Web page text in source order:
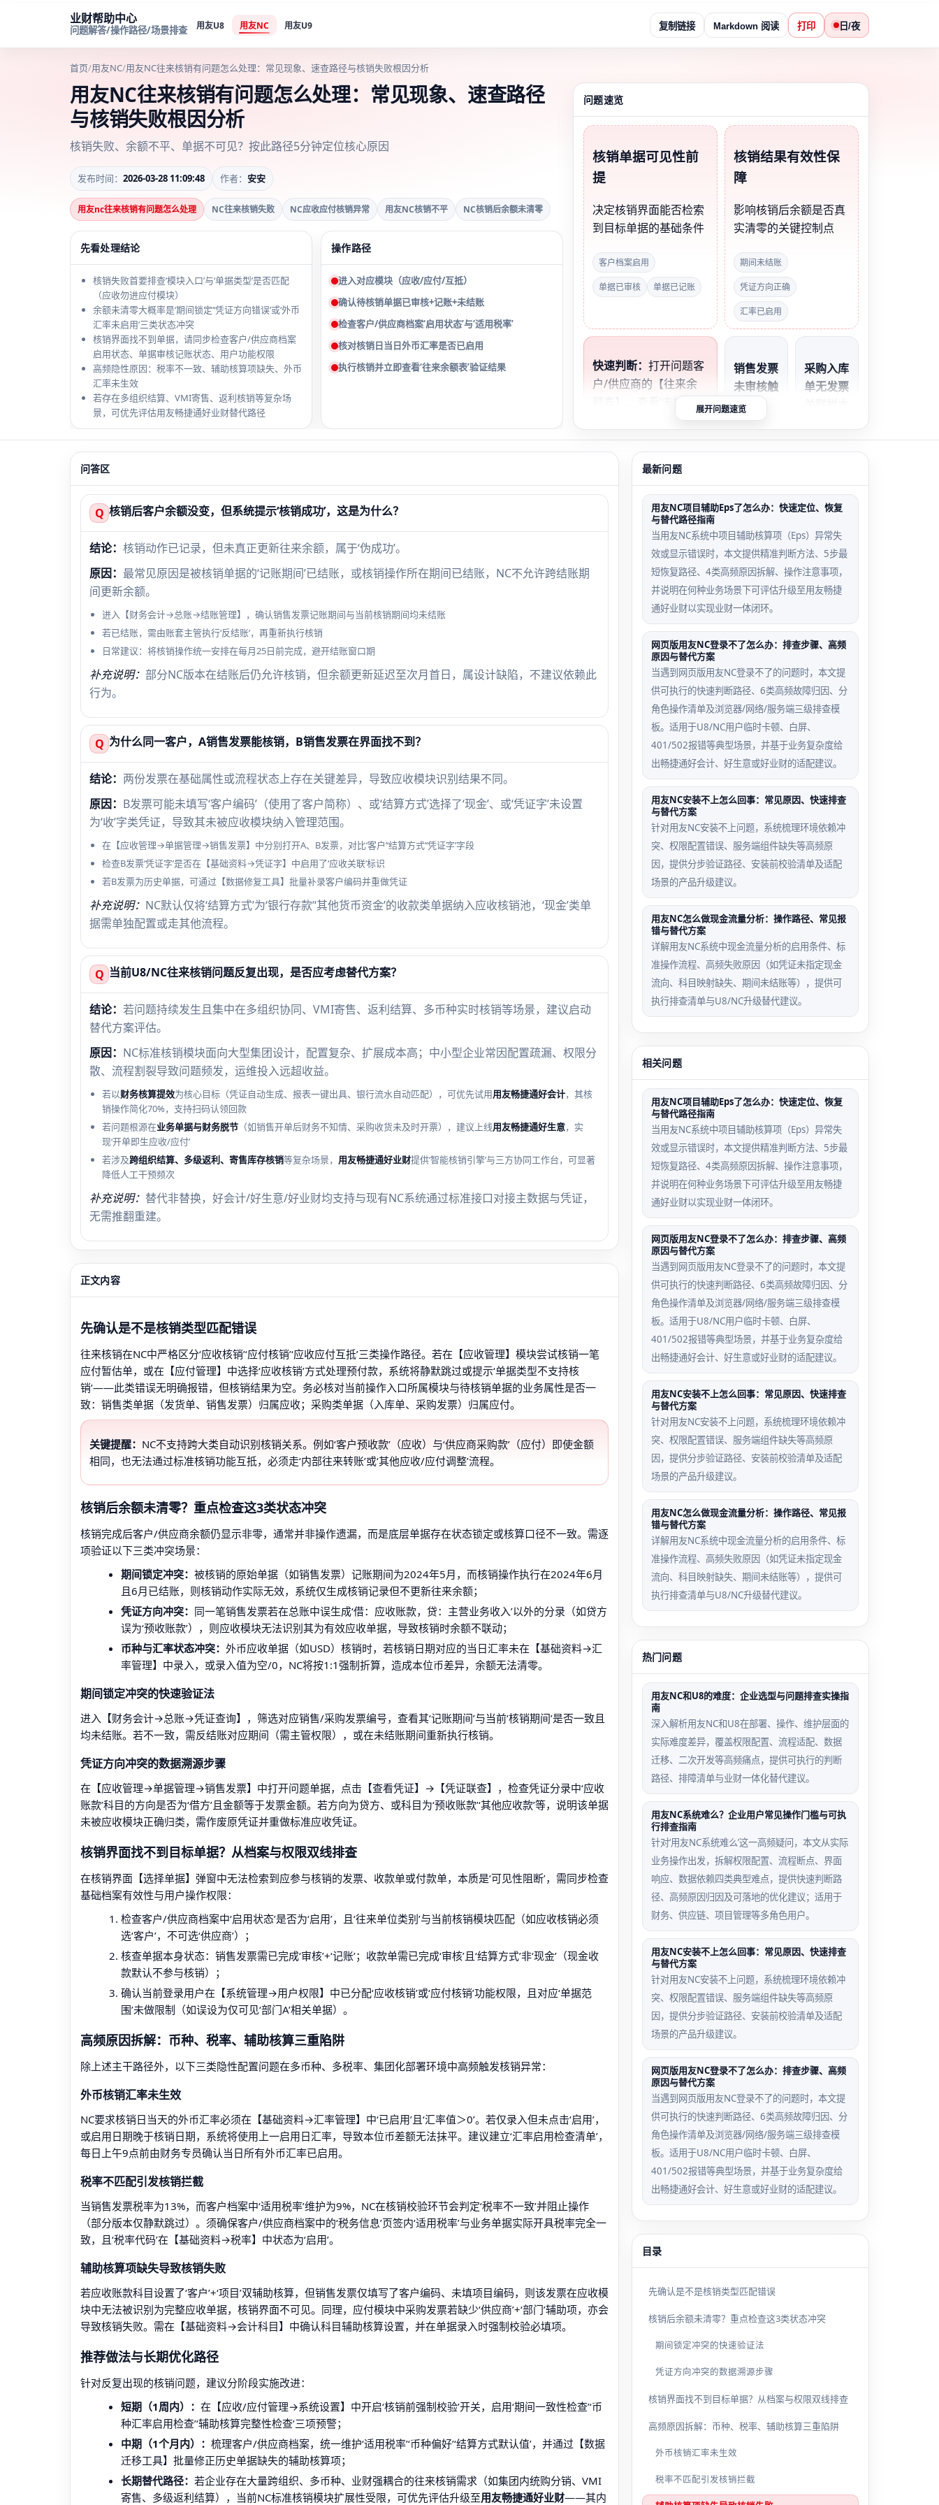
业财帮助中心
问题解答/操作路径/场景排查 用友U8 用友NC 用友U9 复制链接 Markdown 阅读 打印 日/夜
首页/用友NC/用友NC往来核销有问题怎么处理：常见现象、速查路径与核销失败根因分析
用友NC往来核销有问题怎么处理：常见现象、速查路径
与核销失败根因分析
核销失败、余额不平、单据不可见？按此路径5分钟定位核心原因
发布时间： 2026-03-28 11:09:48 作者： 安安
用友nc往来核销有问题怎么处理 NC往来核销失败 NC应收应付核销异常 用友NC核销不平 NC核销后余额未清零
先看处理结论
核销失败首要排查‘模块入口’与‘单据类型’是否匹配
（应收勿进应付模块）
余额未清零大概率是‘期间锁定’‘凭证方向错误’或‘外币
汇率未启用’三类状态冲突
核销界面找不到单据，请同步检查客户/供应商档案
启用状态、单据审核记账状态、用户功能权限
高频隐性原因：税率不一致、辅助核算项缺失、外币
汇率未生效
若存在多组织结算、VMI寄售、返利核销等复杂场
景，可优先评估用友畅捷通好业财替代路径
操作路径
进入对应模块（应收/应付/互抵）
确认待核销单据已审核+记账+未结账
检查客户/供应商档案‘启用状态’与‘适用税率’
核对核销日当日外币汇率是否已启用
执行核销并立即查看‘往来余额表’验证结果
问题速览
核销单据可见性前
提
决定核销界面能否检索
到目标单据的基础条件
客户档案启用
单据已审核 单据已记账
核销结果有效性保
障
影响核销后余额是否真
实清零的关键控制点
期间未结账
凭证方向正确
汇率已启用
快速判断：打开问题客
户/供应商的【往来余
额表】，查看‘未核销金
额’与‘明细单据’是否一
致。若余额表有金额但
明细为空，说明单据未
被应收/应付模块识
别；若明细有单据但余
额不为零，说明核销未
生效，重点查期间与凭
销售发票
未审核触
发场景
销售发票
保存后未
核’，核
销界面不
可见该单
据
采购入库
单无发票
入库单未
关联采购
统不生成
应付单，
无法参与
核销
外币汇率
启用滞后
回退路径
当日汇率
10:00才
启用，
9:30执行
的核销需
手动反审
核后重做
税率错配
误判场景
客户档案
税率维护
为6%，
但销售发
票开
13%，
NC静默
跳过核销
展开问题速览
问答区
Q 核销后客户余额没变，但系统提示‘核销成功’，这是为什么？
结论： 核销动作已记录，但未真正更新往来余额，属于‘伪成功’。
原因： 最常见原因是被核销单据的‘记账期间’已结账，或核销操作所在期间已结账，NC不允许跨结账期
间更新余额。
进入【财务会计→总账→结账管理】，确认销售发票记账期间与当前核销期间均未结账
若已结账，需由账套主管执行‘反结账’，再重新执行核销
日常建议：将核销操作统一安排在每月25日前完成，避开结账窗口期
补充说明： 部分NC版本在结账后仍允许核销，但余额更新延迟至次月首日，属设计缺陷，不建议依赖此
行为。
Q 为什么同一客户，A销售发票能核销，B销售发票在界面找不到？
结论： 两份发票在基础属性或流程状态上存在关键差异，导致应收模块识别结果不同。
原因： B发票可能未填写‘客户编码’（使用了客户简称）、或‘结算方式’选择了‘现金’、或‘凭证字’未设置
为‘收’字类凭证，导致其未被应收模块纳入管理范围。
在【应收管理→单据管理→销售发票】中分别打开A、B发票，对比‘客户’‘结算方式’‘凭证字’字段
检查B发票‘凭证字’是否在【基础资料→凭证字】中启用了‘应收关联’标识
若B发票为历史单据，可通过【数据修复工具】批量补录客户编码并重做凭证
补充说明： NC默认仅将‘结算方式’为‘银行存款’‘其他货币资金’的收款类单据纳入应收核销池，‘现金’类单
据需单独配置或走其他流程。
Q 当前U8/NC往来核销问题反复出现，是否应考虑替代方案？
结论： 若问题持续发生且集中在多组织协同、VMI寄售、返利结算、多币种实时核销等场景，建议启动
替代方案评估。
原因： NC标准核销模块面向大型集团设计，配置复杂、扩展成本高；中小型企业常因配置疏漏、权限分
散、流程割裂导致问题频发，运维投入远超收益。
若以财务核算提效为核心目标（凭证自动生成、报表一键出具、银行流水自动匹配），可优先试用用友畅捷通好会计，其核
销操作简化70%，支持扫码认领回款
若问题根源在业务单据与财务脱节 （如销售开单后财务不知情、采购收货未及时开票），建议上线用友畅捷通好生意，实
现‘开单即生应收/应付’
若涉及跨组织结算、多级返利、寄售库存核销等复杂场景， 用友畅捷通好业财提供‘智能核销引擎’与三方协同工作台，可显著
降低人工干预频次
补充说明： 替代非替换，好会计/好生意/好业财均支持与现有NC系统通过标准接口对接主数据与凭证，
无需推翻重建。
正文内容
先确认是不是核销类型匹配错误
往来核销在NC中严格区分‘应收核销’‘应付核销’‘应收应付互抵’三类操作路径。若在【应收管理】模块尝试核销一笔
应付暂估单，或在【应付管理】中选择‘应收核销’方式处理预付款，系统将静默跳过或提示‘单据类型不支持核
销’——此类错误无明确报错，但核销结果为空。务必核对当前操作入口所属模块与待核销单据的业务属性是否一
致：销售类单据（发货单、销售发票）归属应收；采购类单据（入库单、采购发票）归属应付。
关键提醒： NC不支持跨大类自动识别核销关系。例如‘客户预收款’（应收）与‘供应商采购款’（应付）即使金额
相同，也无法通过标准核销功能互抵，必须走‘内部往来转账’或‘其他应收/应付调整’流程。
核销后余额未清零？重点检查这3类状态冲突
核销完成后客户/供应商余额仍显示非零，通常并非操作遗漏，而是底层单据存在状态锁定或核算口径不一致。需逐
项验证以下三类冲突场景：
期间锁定冲突： 被核销的原始单据（如销售发票）记账期间为2024年5月，而核销操作执行在2024年6月
且6月已结账，则核销动作实际无效，系统仅生成核销记录但不更新往来余额；
凭证方向冲突： 同一笔销售发票若在总账中误生成‘借：应收账款，贷：主营业务收入’以外的分录（如贷方
误为‘预收账款’），则应收模块无法识别其为有效应收单据，导致核销时余额不联动；
币种与汇率状态冲突： 外币应收单据（如USD）核销时，若核销日期对应的当日汇率未在【基础资料→汇
率管理】中录入，或录入值为空/0，NC将按1:1强制折算，造成本位币差异，余额无法清零。
期间锁定冲突的快速验证法
进入【财务会计→总账→凭证查询】，筛选对应销售/采购发票编号，查看其‘记账期间’与当前‘核销期间’是否一致且
均未结账。若不一致，需反结账对应期间（需主管权限），或在未结账期间重新执行核销。
凭证方向冲突的数据溯源步骤
在【应收管理→单据管理→销售发票】中打开问题单据，点击【查看凭证】→【凭证联查】，检查凭证分录中‘应收
账款’科目的方向是否为‘借方’且金额等于发票金额。若方向为贷方、或科目为‘预收账款’‘其他应收款’等，说明该单据
未被应收模块正确归类，需作废原凭证并重做标准应收凭证。
核销界面找不到目标单据？从档案与权限双线排查
在核销界面【选择单据】弹窗中无法检索到应参与核销的发票、收款单或付款单，本质是‘可见性阻断’，需同步检查
基础档案有效性与用户操作权限：
检查客户/供应商档案中‘启用状态’是否为‘启用’，且‘往来单位类别’与当前核销模块匹配（如应收核销必须
选‘客户’，不可选‘供应商’）；
核查单据本身状态：销售发票需已完成‘审核’+‘记账’；收款单需已完成‘审核’且‘结算方式’非‘现金’（现金收
款默认不参与核销）；
确认当前登录用户在【系统管理→用户权限】中已分配‘应收核销’或‘应付核销’功能权限，且对应‘单据范
围’未做限制（如误设为仅可见‘部门A’相关单据）。
高频原因拆解：币种、税率、辅助核算三重陷阱
除上述主干路径外，以下三类隐性配置问题在多币种、多税率、集团化部署环境中高频触发核销异常：
外币核销汇率未生效
NC要求核销日当天的外币汇率必须在【基础资料→汇率管理】中‘已启用’且‘汇率值＞0’。若仅录入但未点击‘启用’，
或启用日期晚于核销日期，系统将使用上一启用日汇率，导致本位币差额无法抹平。建议建立‘汇率启用检查清单’，
每日上午9点前由财务专员确认当日所有外币汇率已启用。
税率不匹配引发核销拦截
当销售发票税率为13%，而客户档案中‘适用税率’维护为9%，NC在核销校验环节会判定‘税率不一致’并阻止操作
（部分版本仅静默跳过）。须确保客户/供应商档案中的‘税务信息’页签内‘适用税率’与业务单据实际开具税率完全一
致，且‘税率代码’在【基础资料→税率】中状态为‘启用’。
辅助核算项缺失导致核销失败
若应收账款科目设置了‘客户’+‘项目’双辅助核算，但销售发票仅填写了客户编码、未填项目编码，则该发票在应收模
块中无法被识别为完整应收单据，核销界面不可见。同理，应付模块中采购发票若缺少‘供应商’+‘部门’辅助项，亦会
导致核销失败。需在【基础资料→会计科目】中确认科目辅助核算设置，并在单据录入时强制校验必填项。
推荐做法与长期优化路径
针对反复出现的核销问题，建议分阶段实施改进：
短期（1周内）： 在【应收/应付管理→系统设置】中开启‘核销前强制校验’开关，启用‘期间一致性检查’‘币
种汇率启用检查’‘辅助核算完整性检查’三项预警；
中期（1个月内）： 梳理客户/供应商档案，统一维护‘适用税率’‘币种偏好’‘结算方式默认值’，并通过【数据
迁移工具】批量修正历史单据缺失的辅助核算项；
长期替代路径： 若企业存在大量跨组织、多币种、业财强耦合的往来核销需求（如集团内统购分销、VMI
寄售、多级返利结算），当前NC标准核销模块扩展性受限，可优先评估升级至用友畅捷通好业财——其内
最新问题
用友NC项目辅助Eps了怎么办：快速定位、恢复
与替代路径指南
当用友NC系统中项目辅助核算项（Eps）异常失
效或显示错误时，本文提供精准判断方法、5步最
短恢复路径、4类高频原因拆解、操作注意事项，
并说明在何种业务场景下可评估升级至用友畅捷
通好业财以实现业财一体闭环。
网页版用友NC登录不了怎么办：排查步骤、高频
原因与替代方案
当遇到网页版用友NC登录不了的问题时，本文提
供可执行的快速判断路径、6类高频故障归因、分
角色操作清单及浏览器/网络/服务端三级排查模
板。适用于U8/NC用户临时卡顿、白屏、
401/502报错等典型场景，并基于业务复杂度给
出畅捷通好会计、好生意或好业财的适配建议。
用友NC安装不上怎么回事：常见原因、快速排查
与替代方案
针对用友NC安装不上问题，系统梳理环境依赖冲
突、权限配置错误、服务端组件缺失等高频原
因，提供分步验证路径、安装前校验清单及适配
场景的产品升级建议。
用友NC怎么做现金流量分析：操作路径、常见报
错与替代方案
详解用友NC系统中现金流量分析的启用条件、标
准操作流程、高频失败原因（如凭证未指定现金
流向、科目映射缺失、期间未结账等），提供可
执行排查清单与U8/NC升级替代建议。
相关问题
用友NC项目辅助Eps了怎么办：快速定位、恢复
与替代路径指南
当用友NC系统中项目辅助核算项（Eps）异常失
效或显示错误时，本文提供精准判断方法、5步最
短恢复路径、4类高频原因拆解、操作注意事项，
并说明在何种业务场景下可评估升级至用友畅捷
通好业财以实现业财一体闭环。
网页版用友NC登录不了怎么办：排查步骤、高频
原因与替代方案
当遇到网页版用友NC登录不了的问题时，本文提
供可执行的快速判断路径、6类高频故障归因、分
角色操作清单及浏览器/网络/服务端三级排查模
板。适用于U8/NC用户临时卡顿、白屏、
401/502报错等典型场景，并基于业务复杂度给
出畅捷通好会计、好生意或好业财的适配建议。
用友NC安装不上怎么回事：常见原因、快速排查
与替代方案
针对用友NC安装不上问题，系统梳理环境依赖冲
突、权限配置错误、服务端组件缺失等高频原
因，提供分步验证路径、安装前校验清单及适配
场景的产品升级建议。
用友NC怎么做现金流量分析：操作路径、常见报
错与替代方案
详解用友NC系统中现金流量分析的启用条件、标
准操作流程、高频失败原因（如凭证未指定现金
流向、科目映射缺失、期间未结账等），提供可
执行排查清单与U8/NC升级替代建议。
热门问题
用友NC和U8的难度：企业选型与问题排查实操指
南
深入解析用友NC和U8在部署、操作、维护层面的
实际难度差异，覆盖权限配置、流程适配、数据
迁移、二次开发等高频痛点，提供可执行的判断
路径、排障清单与业财一体化替代建议。
用友NC系统难么？企业用户常见操作门槛与可执
行排查指南
针对‘用友NC系统难么’这一高频疑问，本文从实际
业务操作出发，拆解权限配置、流程断点、界面
响应、数据依赖四类典型难点，提供快速判断路
径、高频原因归因及可落地的优化建议；适用于
财务、供应链、项目管理等多角色用户。
用友NC安装不上怎么回事：常见原因、快速排查
与替代方案
针对用友NC安装不上问题，系统梳理环境依赖冲
突、权限配置错误、服务端组件缺失等高频原
因，提供分步验证路径、安装前校验清单及适配
场景的产品升级建议。
网页版用友NC登录不了怎么办：排查步骤、高频
原因与替代方案
当遇到网页版用友NC登录不了的问题时，本文提
供可执行的快速判断路径、6类高频故障归因、分
角色操作清单及浏览器/网络/服务端三级排查模
板。适用于U8/NC用户临时卡顿、白屏、
401/502报错等典型场景，并基于业务复杂度给
出畅捷通好会计、好生意或好业财的适配建议。
目录
先确认是不是核销类型匹配错误
核销后余额未清零？重点检查这3类状态冲突
期间锁定冲突的快速验证法
凭证方向冲突的数据溯源步骤
核销界面找不到目标单据？从档案与权限双线排查
高频原因拆解：币种、税率、辅助核算三重陷阱
外币核销汇率未生效
税率不匹配引发核销拦截